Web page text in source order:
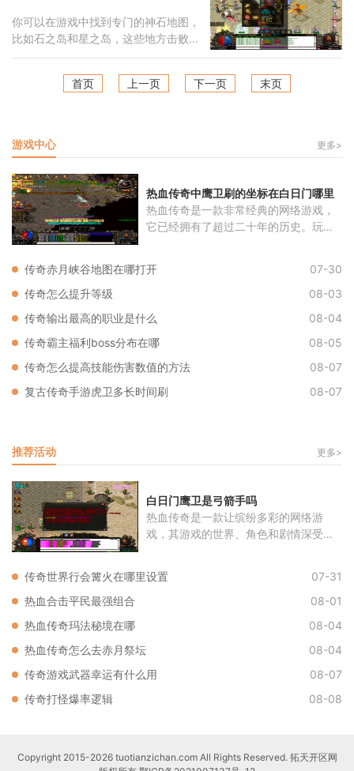
你可以在游戏中找到专门的神石地图，
比如石之岛和星之岛，这些地方击败怪
物
首页 上一页 下一页 末页
游戏中心 更多>
热血传奇中鹰卫刷的坐标在白日门哪里
热血传奇是一款非常经典的网络游戏，
它已经拥有了超过二十年的历史。玩家
传奇赤月峡谷地图在哪打开
07-30
传奇怎么提升等级
08-03
传奇输出最高的职业是什么
08-04
传奇霸主福利boss分布在哪
08-05
传奇怎么提高技能伤害数值的方法
08-07
复古传奇手游虎卫多长时间刷
08-07
推荐活动 更多>
白日门鹰卫是弓箭手吗
热血传奇是一款让缤纷多彩的网络游
戏，其游戏的世界、角色和剧情深受玩
传奇世界行会篝火在哪里设置
07-31
热血合击平民最强组合
08-01
热血传奇玛法秘境在哪
08-04
热血传奇怎么去赤月祭坛
08-04
传奇游戏武器幸运有什么用
08-07
传奇打怪爆率逻辑
08-08
Copyright 2015-2026 tuotianzichan.com All Rights Reserved. 拓天开区网